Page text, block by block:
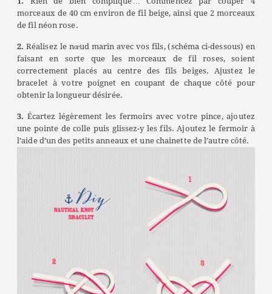
morceaux de 40 cm environ de fil beige, ainsi que 2 morceaux
de fil néon rose.
2. Réalisez le nœud marin avec vos fils, (schéma ci-dessous) en
faisant en sorte que les morceaux de fil roses, soient
correctement placés au centre des fils beiges. Ajustez le
bracelet à votre poignet en coupant de chaque côté pour
obtenir la longueur désirée.
3. Écartez légèrement les fermoirs avec votre pince, ajoutez
une pointe de colle puis glissez-y les fils. Ajoutez le fermoir à
l’aide d’un des petits anneaux et une chainette de l’autre côté.